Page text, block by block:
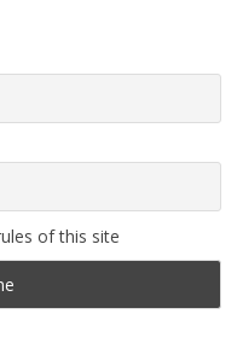
of this site